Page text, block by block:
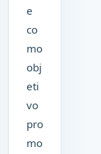
e
co
mo
obj
eti
vo
pro
mo